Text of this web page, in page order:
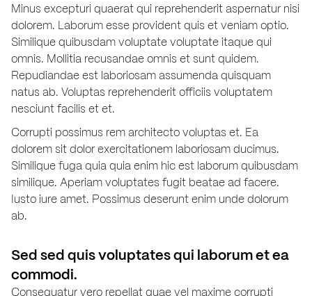
Minus excepturi quaerat qui reprehenderit aspernatur nisi
dolorem. Laborum esse provident quis et veniam optio.
Similique quibusdam voluptate voluptate itaque qui
omnis. Mollitia recusandae omnis et sunt quidem.
Repudiandae est laboriosam assumenda quisquam
natus ab. Voluptas reprehenderit officiis voluptatem
nesciunt facilis et et.
Corrupti possimus rem architecto voluptas et. Ea
dolorem sit dolor exercitationem laboriosam ducimus.
Similique fuga quia quia enim hic est laborum quibusdam
similique. Aperiam voluptates fugit beatae ad facere.
Iusto iure amet. Possimus deserunt enim unde dolorum
ab.
Sed sed quis voluptates qui laborum et ea
commodi.
Consequatur vero repellat quae vel maxime corrupti